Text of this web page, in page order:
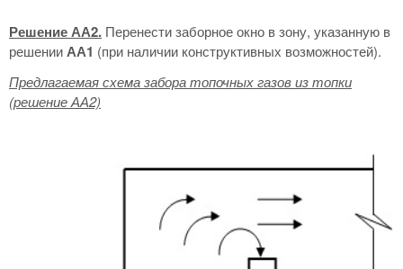
Решение АА2. Перенести заборное окно в зону, указанную в
решенииАА1 (при наличии конструктивных возможностей).
Предлагаемая схема забора топочных газов из топки
(решение АА2)